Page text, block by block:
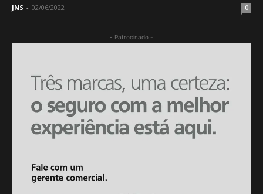
JNS - 02/06/2022 0
- Patrocinado -